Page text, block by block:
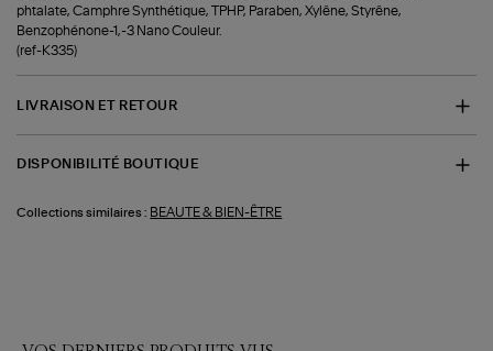
phtalate, Camphre Synthétique, TPHP, Paraben, Xylêne, Styrêne,
Benzophénone-1,-3 Nano Couleur.
(ref-K335)
LIVRAISON ET RETOUR
DISPONIBILITÉ BOUTIQUE
Collections similaires : BEAUTE & BIEN-ÊTRE